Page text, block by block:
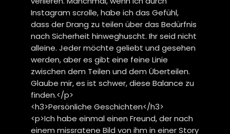
Instagram scrolle, habe ich das Gefühl,
dass der Drang zu teilen über das Bedürfnis
nach Sicherheit hinweghuscht. Ihr seid nicht
alleine. Jeder möchte geliebt und gesehen
werden, aber es gibt eine feine Linie
zwischen dem Teilen und dem Überteilen.
Glaube mir, es ist schwer, diese Balance zu
finden.</p>
<h3>Persönliche Geschichten</h3>
<p>Ich habe einmal einen Freund, der nach
einem missratene Bild von ihm in einer Story